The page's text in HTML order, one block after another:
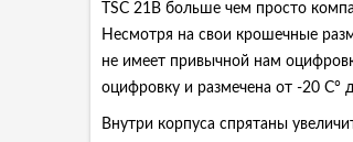
TSC 21B больше чем просто
Несмотря на свои крошечные
не имеет привычной нам
оцифровку и размечена от -20 С°
Внутри корпуса спрятаны